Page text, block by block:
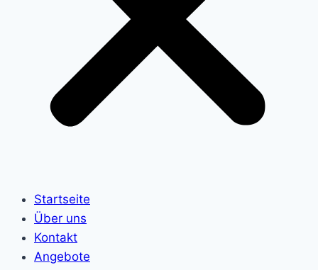
Startseite
Über uns
Kontakt
Angebote